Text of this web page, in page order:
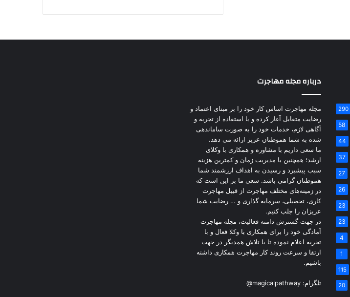
290
58
44
37
27
26
23
23
4
1
115
20
درباره مجله مهاجرت
مجله مهاجرت اساس کار خود را بر مبنای اعتماد و
رضایت متقابل آغاز کرده و با استفاده از تجربه و
آگاهی لازم، خدمات خود را به صورت ساماندهی
شده به شما هموطنان عزیز ارائه می دهد.
ما سعی داریم با مشاوره و همکاری با وکلای
ارشد؛ همچنین با مدیریت زمان و کمترین هزینه
سبب پیشبرد و رسیدن به اهداف ارزشمند شما
هموطنان گرامی باشد. سعی ما بر این است که
در زمینه‌های مختلف مهاجرت از قبیل مهاجرت
کاری، تحصیلی، سرمایه گذاری و … رضایت شما
عزیزان را جلب کنیم.
در جهت گسترش دامنه فعالیت، مجله مهاجرت
آمادگی خود را برای همکاری با وکلا فعال و با
تجربه اعلام نموده تا با تلاش همدیگر در جهت
ارتقا و سرعت روند کار مهاجرت همکاری داشته
باشیم.
تلگرام: @magicalpathway